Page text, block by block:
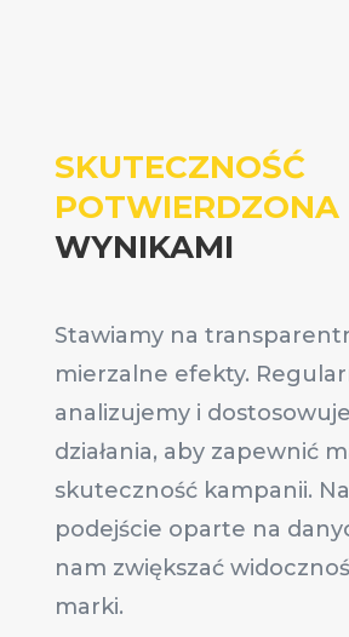
SKUTECZNOŚĆ
POTWIERDZONA
WYNIKAMI
Stawiamy na
mierzalne efekty.
analizujemy i
działania, aby zapewnić
skuteczność kampanii.
podejście oparte na
nam zwiększać
marki.